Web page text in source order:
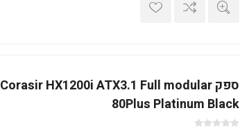
ספק Corasir HX1200i ATX3.1 Full modular
80Plus Platinum Black